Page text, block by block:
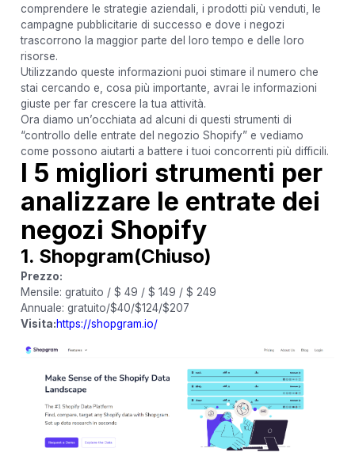
comprendere le strategie aziendali, i prodotti più venduti, le
campagne pubblicitarie di successo e dove i negozi
trascorrono la maggior parte del loro tempo e delle loro
risorse.
Utilizzando queste informazioni puoi stimare il numero che
stai cercando e, cosa più importante, avrai le informazioni
giuste per far crescere la tua attività.
Ora diamo un’occhiata ad alcuni di questi strumenti di
“controllo delle entrate del negozio Shopify” e vediamo
come possono aiutarti a battere i tuoi concorrenti più difficili.
I 5 migliori strumenti per
analizzare le entrate dei
negozi Shopify
1. Shopgram(Chiuso)
Prezzo:
Mensile: gratuito / $ 49 / $ 149 / $ 249
Annuale: gratuito/$40/$124/$207
Visita:https://shopgram.io/